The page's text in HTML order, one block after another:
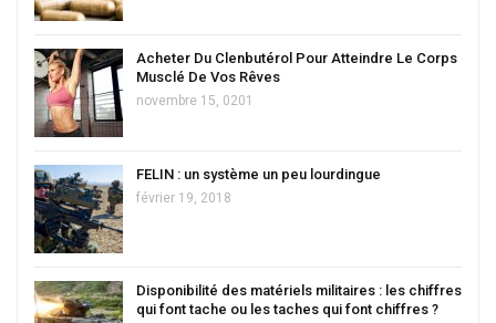
Acheter Du Clenbutérol Pour Atteindre Le Corps
Musclé De Vos Rêves
novembre 15, 0201
FELIN : un système un peu lourdingue
février 19, 2018
Disponibilité des matériels militaires : les chiffres
qui font tache ou les taches qui font chiffres ?